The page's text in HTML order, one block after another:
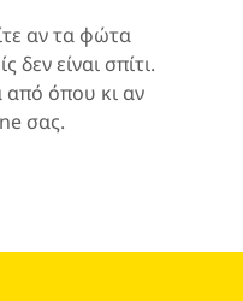
αν τα φώτα
δεν είναι σπίτι.
από όπου κι αν
σας.